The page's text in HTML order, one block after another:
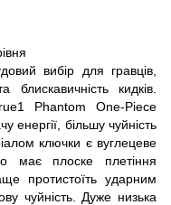
вибір для гравців,
кидків.
Phantom One-Piece
енергії, більшу чуйність
ключки є вуглецеве
має плоске плетіння
протистоїть ударним
чуйність. Дуже низька